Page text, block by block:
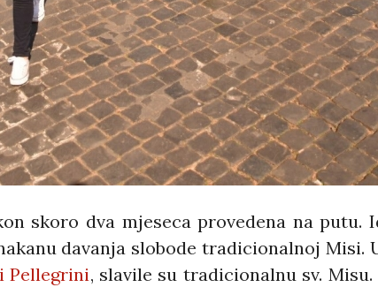
skoro dva mjeseca provedena na putu.
davanja slobode tradicionalnoj Misi.
Pellegrini, slavile su tradicionalnu sv.